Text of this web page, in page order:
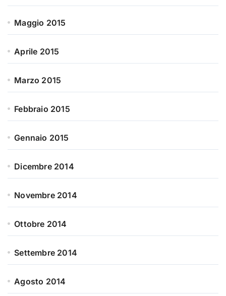
Maggio 2015
Aprile 2015
Marzo 2015
Febbraio 2015
Gennaio 2015
Dicembre 2014
Novembre 2014
Ottobre 2014
Settembre 2014
Agosto 2014